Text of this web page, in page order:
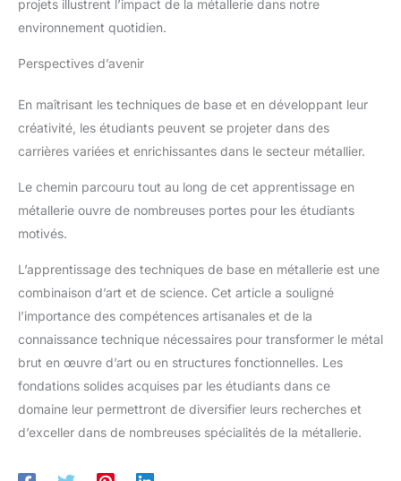
projets illustrent l’impact de la métallerie dans notre
environnement quotidien.
Perspectives d’avenir
En maîtrisant les techniques de base et en développant leur
créativité, les étudiants peuvent se projeter dans des
carrières variées et enrichissantes dans le secteur métallier.
Le chemin parcouru tout au long de cet apprentissage en
métallerie ouvre de nombreuses portes pour les étudiants
motivés.
L’apprentissage des techniques de base en métallerie est une
combinaison d’art et de science. Cet article a souligné
l’importance des compétences artisanales et de la
connaissance technique nécessaires pour transformer le métal
brut en œuvre d’art ou en structures fonctionnelles. Les
fondations solides acquises par les étudiants dans ce
domaine leur permettront de diversifier leurs recherches et
d’exceller dans de nombreuses spécialités de la métallerie.